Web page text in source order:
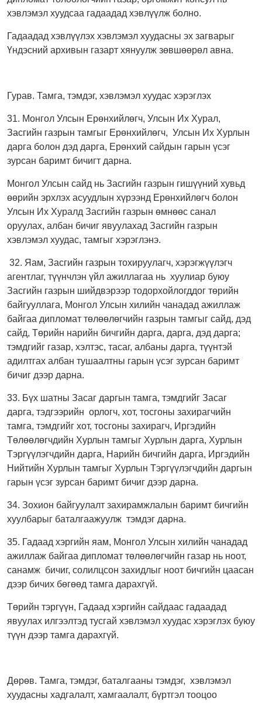
хэвлэмэл хуудсаа гадаадад хэвлүүлж болно.
Гадаадад хэвлүүлэх хэвлэмэл хуудасны эх загварыг
Үндэсний архивын газарт хянуулж зөвшөөрөл авна.
Гурав. Тамга, тэмдэг, хэвлэмэл хуудас хэрэглэх
31. Монгол Улсын Ерөнхийлөгч, Улсын Их Хурал,
Засгийн газрын тамгыг Ерөнхийлөгч, Улсын Их Хурлын
дарга болон дэд дарга, Ерөнхий сайдын гарын үсэг
зурсан баримт бичигт дарна.
Монгол Улсын сайд нь Засгийн газрын гишүүний хувьд
өөрийн эрхлэх асуудлын хүрээнд Ерөнхийлөгч болон
Улсын Их Хуралд Засгийн газрын өмнөөс санал
оруулах, албан бичиг явуулахад Засгийн газрын
хэвлэмэл хуудас, тамгыг хэрэглэнэ.
32. Яам, Засгийн газрын тохируулагч, хэрэгжүүлэгч
агентлаг, түүнчлэн үйл ажиллагаа нь хуулиар буюу
Засгийн газрын шийдвэрээр тодорхойлогддог төрийн
байгууллага, Монгол Улсын хилийн чанадад ажиллаж
байгаа дипломат төлөөлөгчийн газрын тамгыг сайд, дэд
сайд, Төрийн нарийн бичгийн дарга, дарга, дэд дарга;
тэмдгийг газар, хэлтэс, тасаг, албаны дарга, түүнтэй
адилтгах албан тушаалтны гарын үсэг зурсан баримт
бичиг дээр дарна.
33. Бүх шатны Засаг даргын тамга, тэмдгийг Засаг
дарга, тэдгээрийн орлогч, хот, тосгоны захирагчийн
тамга, тэмдгийг хот, тосгоны захирагч, Иргэдийн
Төлөөлөгчдийн Хурлын тамгыг Хурлын дарга, Хурлын
Тэргүүлэгчдийн дарга, Нарийн бичгийн дарга, Иргэдийн
Нийтийн Хурлын тамгыг Хурлын Тэргүүлэгчдийн даргын
гарын үсэг зурсан баримт бичиг дээр дарна.
34. Зохион байгуулалт захирамжлалын баримт бичгийн
хуулбарыг баталгаажуулж тэмдэг дарна.
35. Гадаад хэргийн яам, Монгол Улсын хилийн чанадад
ажиллаж байгаа дипломат төлөөлөгчийн газар нь ноот,
санамж бичиг, солилцсон захидлыг ноот бичгийн цаасан
дээр бичих бөгөөд тамга дарахгүй.
Төрийн тэргүүн, Гадаад хэргийн сайдаас гадаадад
явуулах илгээлтэд тусгай хэвлэмэл хуудас хэрэглэх буюу
түүн дээр тамга дарахгүй.
Дөрөв. Тамга, тэмдэг, баталгааны тэмдэг, хэвлэмэл
хуудасны хадгалалт, хамгаалалт, бүртгэл тооцоо